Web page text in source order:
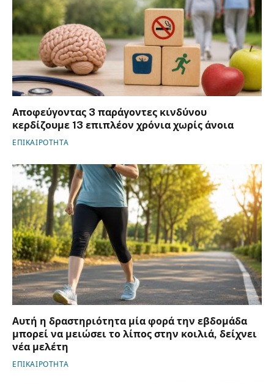
Αποφεύγοντας 3 παράγοντες κινδύνου
κερδίζουμε 13 επιπλέον χρόνια χωρίς άνοια
ΕΠΙΚΑΙΡΟΤΗΤΑ
Αυτή η δραστηριότητα μία φορά την εβδομάδα
μπορεί να μειώσει το λίπος στην κοιλιά, δείχνει
νέα μελέτη
ΕΠΙΚΑΙΡΟΤΗΤΑ